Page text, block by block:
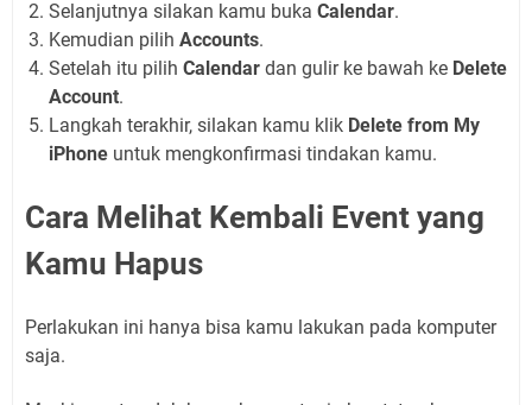
Selanjutnya silakan kamu buka Calendar.
Kemudian pilih Accounts.
Setelah itu pilih Calendar dan gulir ke bawah ke Delete
Account.
Langkah terakhir, silakan kamu klik Delete from My
iPhone untuk mengkonfirmasi tindakan kamu.
Cara Melihat Kembali Event yang
Kamu Hapus
Perlakukan ini hanya bisa kamu lakukan pada komputer
saja.